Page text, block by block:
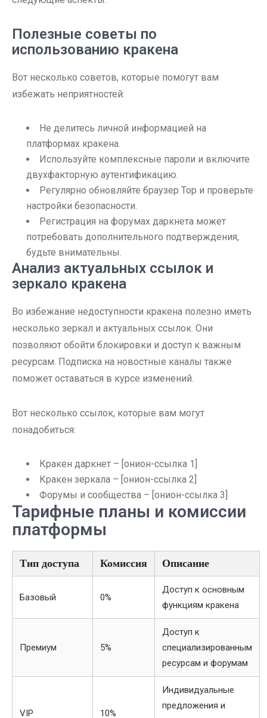
Полезные советы по
использованию кракена
Вот несколько советов, которые помогут вам
избежать неприятностей:
Не делитесь личной информацией на
платформах кракена.
Используйте комплексные пароли и включите
двухфакторную аутентификацию.
Регулярно обновляйте браузер Тор и проверьте
настройки безопасности.
Регистрация на форумах даркнета может
потребовать дополнительного подтверждения,
будьте внимательны.
Анализ актуальных ссылок и
зеркало кракена
Во избежание недоступности кракена полезно иметь
несколько зеркал и актуальных ссылок. Они
позволяют обойти блокировки и доступ к важным
ресурсам. Подписка на новостные каналы также
поможет оставаться в курсе изменений.
Вот несколько ссылок, которые вам могут
понадобиться:
Кракен даркнет – [онион-ссылка 1]
Кракен зеркала – [онион-ссылка 2]
Форумы и сообщества – [онион-ссылка 3]
Тарифные планы и комиссии
платформы
Тип доступа Комиссия Описание
Базовый 0%
Доступ к основным
функциям кракена
Премиум 5%
Доступ к
специализированным
ресурсам и форумам
VIP 10%
Индивидуальные
предложения и